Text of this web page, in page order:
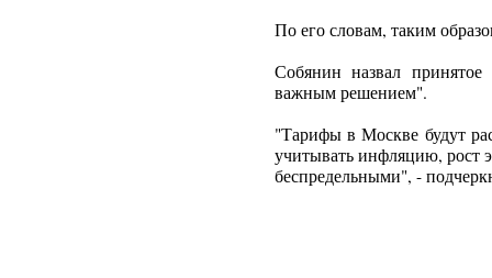
По его словам, таким
Собянин назвал принятое
важным решением".
"Тарифы в Москве будут
учитывать инфляцию, рост
беспредельными", -